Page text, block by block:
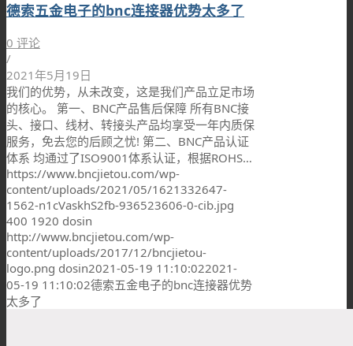
德索五金电子的bnc连接器优势太多了
0 评论
/
2021年5月19日
我们的优势，从未改变，这是我们产品立足市场
的核心。 第一、BNC产品售后保障 所有BNC接
头、接口、线材、转接头产品均享受一年内质保
服务，免去您的后顾之忧! 第二、BNC产品认证
体系 均通过了ISO9001体系认证，根据ROHS…
https://www.bncjietou.com/wp-
content/uploads/2021/05/1621332647-
1562-n1cVaskhS2fb-936523606-0-cib.jpg
400 1920 dosin
http://www.bncjietou.com/wp-
content/uploads/2017/12/bncjietou-
logo.png dosin2021-05-19 11:10:022021-
05-19 11:10:02德索五金电子的bnc连接器优势
太多了